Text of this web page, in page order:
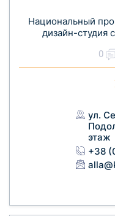
Национальный
дизайн-студия
0
ул.
этаж
+38